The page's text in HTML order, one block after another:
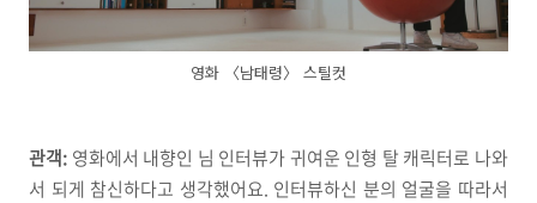
영화 〈남태령〉 스틸컷
관객: 영화에서 내향인 님 인터뷰가 귀여운 인형 탈 캐릭터로 나와
서 되게 참신하다고 생각했어요. 인터뷰하신 분의 얼굴을 따라서